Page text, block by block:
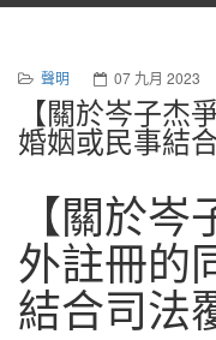
聲明 07 九月 2023
【關於岑子杰
婚姻或民事結
【關於
外註冊的
結合司法